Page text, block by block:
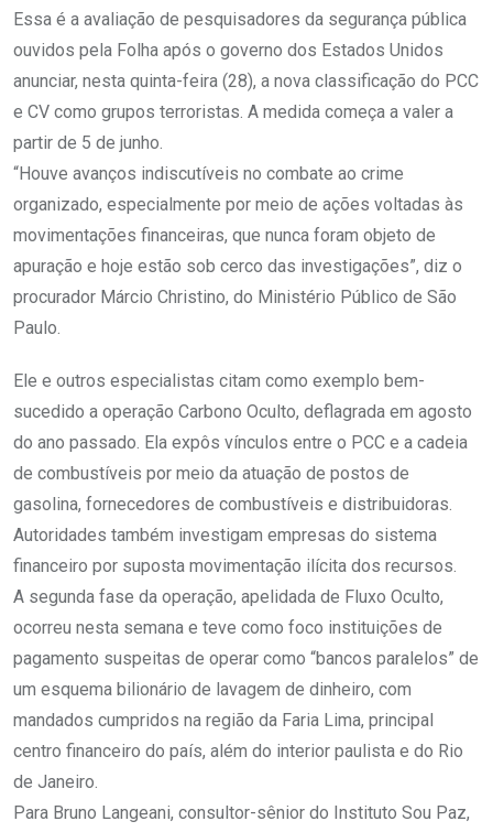
Essa é a avaliação de pesquisadores da segurança pública
ouvidos pela Folha após o governo dos Estados Unidos
anunciar, nesta quinta-feira (28), a nova classificação do PCC
e CV como grupos terroristas. A medida começa a valer a
partir de 5 de junho.
“Houve avanços indiscutíveis no combate ao crime
organizado, especialmente por meio de ações voltadas às
movimentações financeiras, que nunca foram objeto de
apuração e hoje estão sob cerco das investigações”, diz o
procurador Márcio Christino, do Ministério Público de São
Paulo.
Ele e outros especialistas citam como exemplo bem-
sucedido a operação Carbono Oculto, deflagrada em agosto
do ano passado. Ela expôs vínculos entre o PCC e a cadeia
de combustíveis por meio da atuação de postos de
gasolina, fornecedores de combustíveis e distribuidoras.
Autoridades também investigam empresas do sistema
financeiro por suposta movimentação ilícita dos recursos.
A segunda fase da operação, apelidada de Fluxo Oculto,
ocorreu nesta semana e teve como foco instituições de
pagamento suspeitas de operar como “bancos paralelos” de
um esquema bilionário de lavagem de dinheiro, com
mandados cumpridos na região da Faria Lima, principal
centro financeiro do país, além do interior paulista e do Rio
de Janeiro.
Para Bruno Langeani, consultor-sênior do Instituto Sou Paz,